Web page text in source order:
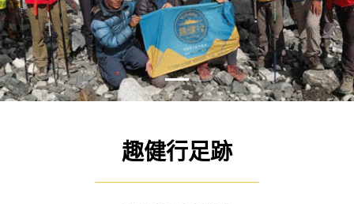
趣健行足跡
—————————————